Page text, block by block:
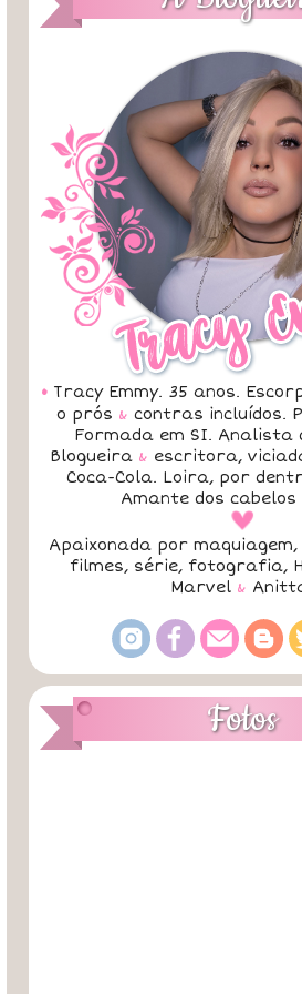
• Tracy Emmy. 35 anos.
o prós & contras incluídos.
Formada em SI. Analista
Blogueira & escritora,
Coca-Cola. Loira, por
Amante dos
a
Apaixonada por maquiagem,
filmes, série, fotografia,
Marvel &
Fotos